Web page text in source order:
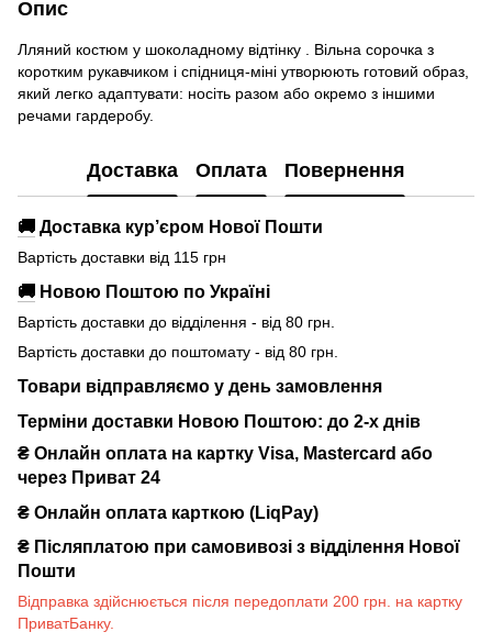
Опис
Лляний костюм у шоколадному відтінку . Вільна сорочка з
коротким рукавчиком і спідниця-міні утворюють готовий образ,
який легко адаптувати: носіть разом або окремо з іншими
речами гардеробу.
Доставка Оплата Повернення
🚚 Доставка кур’єром Нової Пошти
Вартість доставки від 115 грн
🚚 Новою Поштою по Україні
Вартість доставки до відділення - від 80 грн.
Вартість доставки до поштомату - від 80 грн.
Товари відправляємо у день замовлення
Терміни доставки Новою Поштою: до 2-х днів
₴ Онлайн оплата на картку Visa, Mastercard або
через Приват 24
₴ Онлайн оплата карткою (LiqPay)
₴ Післяплатою при самовивозі з відділення Нової
Пошти
Відправка здійснюється після передоплати 200 грн. на картку
ПриватБанку.